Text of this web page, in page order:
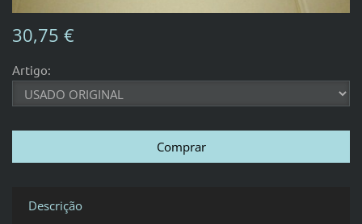
30,75 €
Artigo:
Descrição